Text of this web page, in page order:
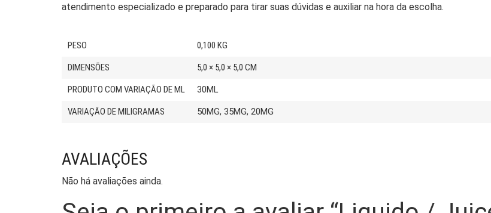
atendimento especializado e preparado para tirar suas dúvidas e auxiliar na hora da escolha.
PESO 0,100 KG
DIMENSÕES 5,0 × 5,0 × 5,0 CM
PRODUTO COM VARIAÇÃO DE ML 30ML
VARIAÇÃO DE MILIGRAMAS 50MG, 35MG, 20MG
AVALIAÇÕES
Não há avaliações ainda.